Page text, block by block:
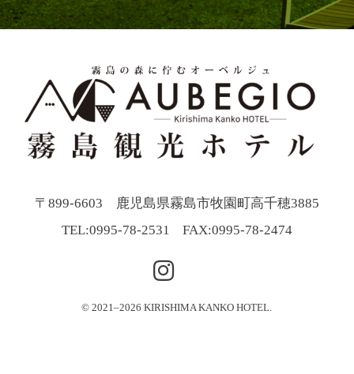
〒899-6603 鹿児島県霧島市牧園町高千穂3885
TEL:0995-78-2531 FAX:0995-78-2474
© 2021–2026 KIRISHIMA KANKO HOTEL.